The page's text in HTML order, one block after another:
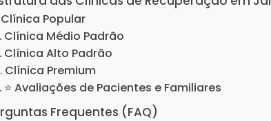
Clínica Popular
Clínica Médio Padrão
Clínica Alto Padrão
Clínica Premium
⭐ Avaliações de Pacientes e Familiares
Frequentes (FAQ)